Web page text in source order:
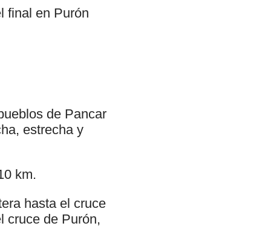
final en Purón
de Pancar
estrecha y
km.
hasta el cruce
cruce de Purón,